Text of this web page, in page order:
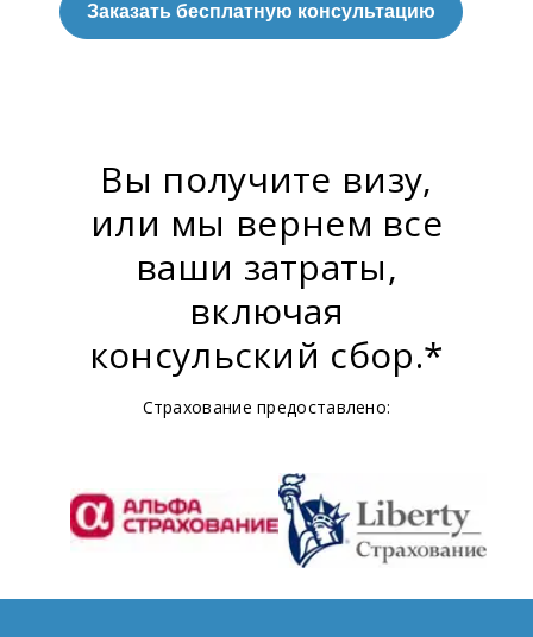
Заказать бесплатную консультацию
Вы получите визу,
или мы вернем все
ваши затраты,
включая
консульский сбор.*
Страхование предоставлено: